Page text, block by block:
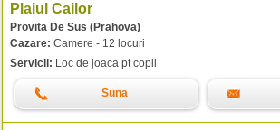
Plaiul Cailor
Provita De Sus (Prahova)
Cazare: Camere - 12 locuri
Servicii: Loc de joaca pt copii
Suna